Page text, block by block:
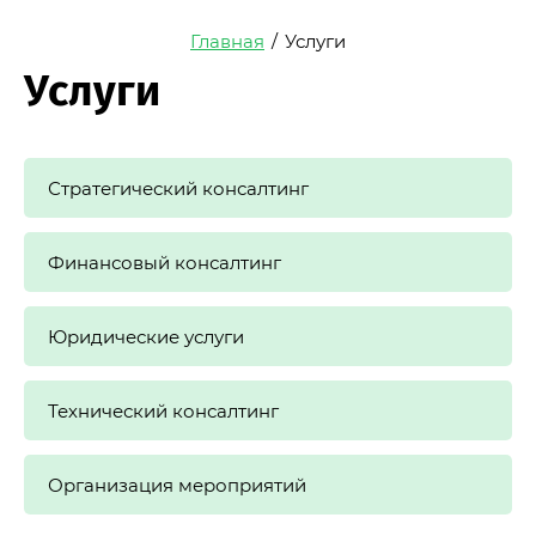
Главная / Услуги
Услуги
Стратегический консалтинг
Финансовый консалтинг
Юридические услуги
Технический консалтинг
Организация мероприятий